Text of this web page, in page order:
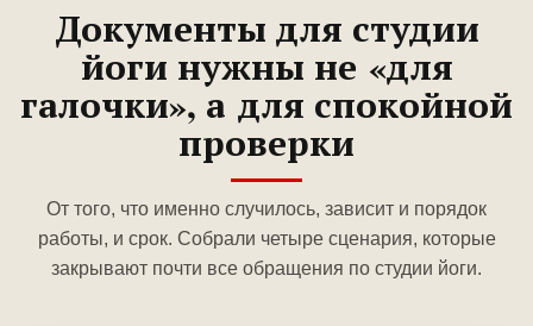
Документы для студии
йоги нужны не «для
галочки», а для спокойной
проверки
От того, что именно случилось, зависит и порядок
работы, и срок. Собрали четыре сценария, которые
закрывают почти все обращения по студии йоги.